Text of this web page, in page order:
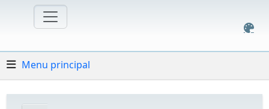
Menu principal